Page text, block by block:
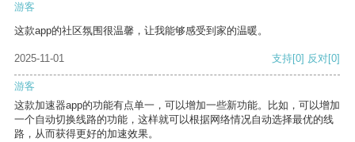
游客
这款app的社区氛围很温馨，让我能够感受到家的温暖。
2025-11-01 支持[0] 反对[0]
游客
这款加速器app的功能有点单一，可以增加一些新功能。比如，可以增加
一个自动切换线路的功能，这样就可以根据网络情况自动选择最优的线
路，从而获得更好的加速效果。